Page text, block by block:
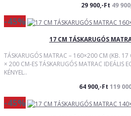
29 900,-Ft 49
-45%
17 CM TÁSKARUGÓS
TÁSKARUGÓS MATRAC – 160×200 CM (KB. 17
× 200 CM-ES TÁSKARUGÓS MATRAC IDEÁLIS
KÉNYEL..
64 900,-Ft 119
-45%